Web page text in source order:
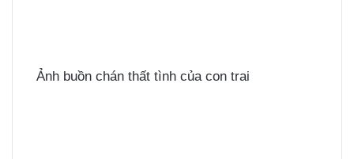
Ảnh buồn chán thất tình của con trai